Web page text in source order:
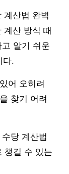
계산법 완벽
계산 방식 때
알기 쉬운
다.
어 오히려
찾기 어려
당 계산법
챙길 수 있는